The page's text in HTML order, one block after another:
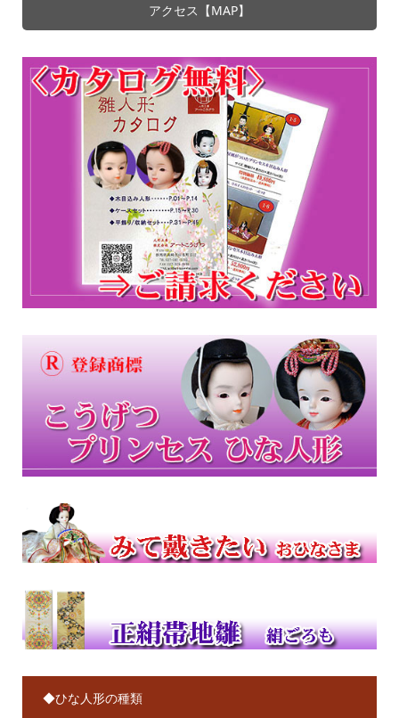
アクセス【MAP】
◆ひな人形の種類